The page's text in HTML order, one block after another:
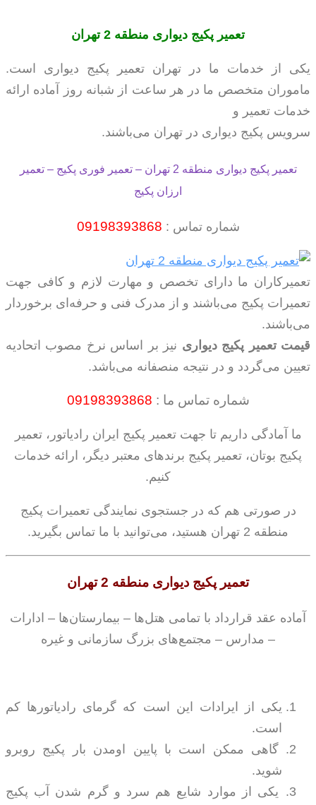
تعمیر پکیج دیواری منطقه 2 تهران
یکی از خدمات ما در تهران تعمیر پکیج دیواری است.
ماموران متخصص ما در هر ساعت از شبانه روز آماده ارائه
خدمات تعمیر و
سرویس پکیج دیواری در تهران می‌باشند.
تعمیر پکیج دیواری منطقه 2 تهران – تعمیر فوری پکیج – تعمیر
ارزان پکیج
شماره تماس : 09198393868
تعمیرکاران ما دارای تخصص و مهارت لازم و کافی جهت
تعمیرات پکیج می‌باشند و از مدرک فنی و حرفه‌ای برخوردار
می‌باشند.
قیمت تعمیر پکیج دیواری نیز بر اساس نرخ مصوب اتحادیه
تعیین می‌گردد و در نتیجه منصفانه می‌باشد.
شماره تماس ما : 09198393868
ما آمادگی داریم تا جهت تعمیر پکیج ایران رادیاتور، تعمیر
پکیج بوتان، تعمیر پکیج برندهای معتبر دیگر، ارائه خدمات
کنیم.
در صورتی هم که در جستجوی نمایندگی تعمیرات پکیج
منطقه 2 تهران هستید، می‌توانید با ما تماس بگیرید.
تعمیر پکیج دیواری منطقه 2 تهران
آماده عقد قرارداد با تمامی هتل‌ها – بیمارستان‌ها – ادارات
– مدارس – مجتمع‌های بزرگ سازمانی و غیره
یکی از ایرادات این است که گرمای رادیاتورها کم
است.
گاهی ممکن است با پایین اومدن بار پکیج روبرو
شوید.
یکی از موارد شایع هم سرد و گرم شدن آب پکیج